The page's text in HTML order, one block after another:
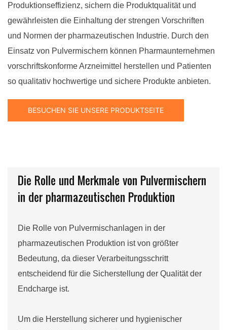
Produktionseffizienz, sichern die Produktqualität und
gewährleisten die Einhaltung der strengen Vorschriften
und Normen der pharmazeutischen Industrie. Durch den
Einsatz von Pulvermischern können Pharmaunternehmen
vorschriftskonforme Arzneimittel herstellen und Patienten
so qualitativ hochwertige und sichere Produkte anbieten.
BESUCHEN SIE UNSERE PRODUKTSEITE
Die Rolle und Merkmale von Pulvermischern
in der pharmazeutischen Produktion
Die Rolle von Pulvermischanlagen in der
pharmazeutischen Produktion ist von größter
Bedeutung, da dieser Verarbeitungsschritt
entscheidend für die Sicherstellung der Qualität der
Endcharge ist.
Um die Herstellung sicherer und hygienischer